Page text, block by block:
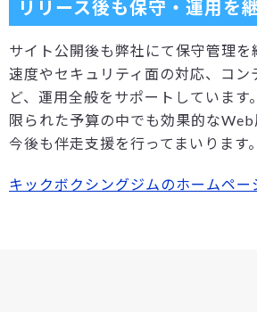
リリース後も保守・運用を
サイト公開後も弊社にて保守管理を
速度やセキュリティ面の対応、コン
ど、運用全般をサポートしています。
限られた予算の中でも効果的なWeb
今後も伴走支援を行ってまいります。
キックボクシングジムのホームペー